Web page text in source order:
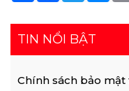
TIN NỔI BẬT
Chính sách bảo